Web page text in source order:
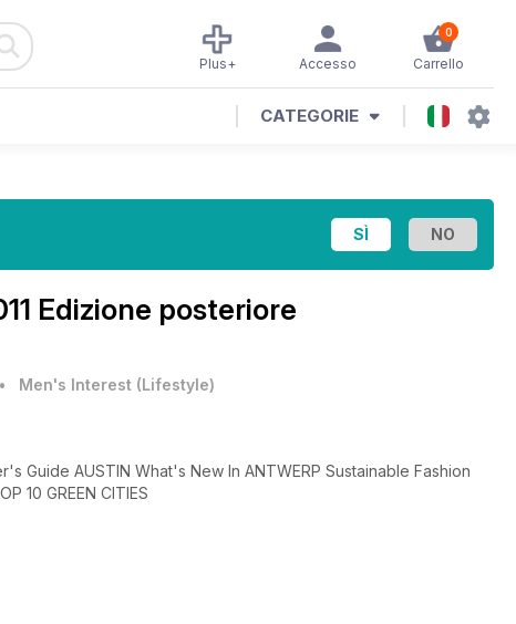
0
Carrello
Accesso
Plus+
CATEGORIE
Edizione posteriore
• Men's Interest (Lifestyle)
Best Of MEXICO CITY THE TOP 10 GREEN CITIES